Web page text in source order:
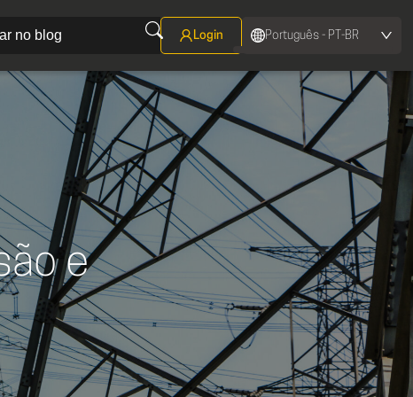
Login Português - PT-BR
Português - PT-BR
English - ENG
e